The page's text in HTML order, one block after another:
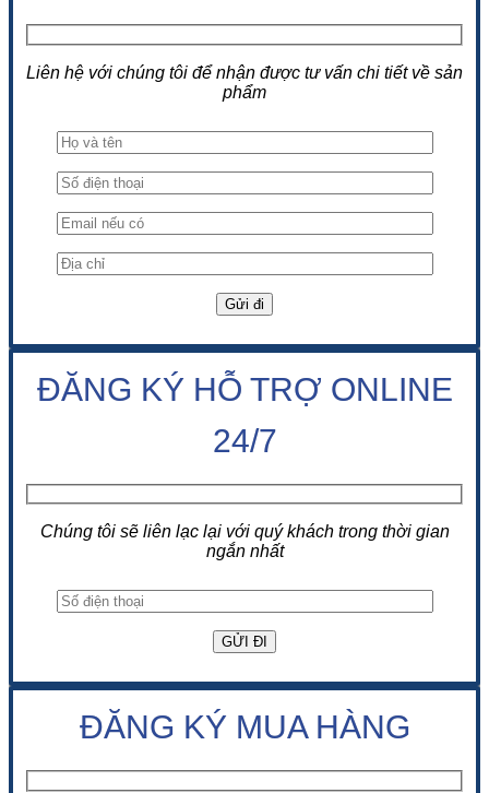
Liên hệ với chúng tôi để nhận được tư vấn chi tiết về sản
phẩm
ĐĂNG KÝ HỖ TRỢ ONLINE
24/7
Chúng tôi sẽ liên lạc lại với quý khách trong thời gian
ngắn nhất
ĐĂNG KÝ MUA HÀNG